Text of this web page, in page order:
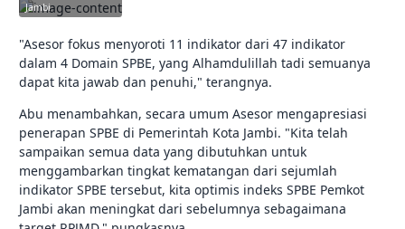
Jambi
"Asesor fokus menyoroti 11 indikator dari 47 indikator
dalam 4 Domain SPBE, yang Alhamdulillah tadi semuanya
dapat kita jawab dan penuhi," terangnya.
Abu menambahkan, secara umum Asesor mengapresiasi
penerapan SPBE di Pemerintah Kota Jambi. "Kita telah
sampaikan semua data yang dibutuhkan untuk
menggambarkan tingkat kematangan dari sejumlah
indikator SPBE tersebut, kita optimis indeks SPBE Pemkot
Jambi akan meningkat dari sebelumnya sebagaimana